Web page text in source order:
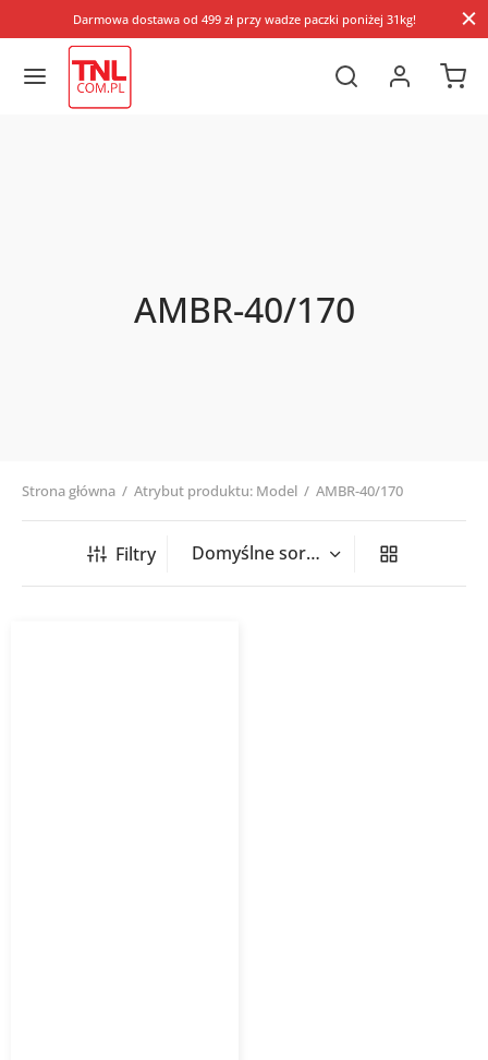
Darmowa dostawa od 499 zł przy wadze paczki poniżej 31kg!
AMBR-40/170
Strona główna / Atrybut produktu: Model / AMBR-40/170
Filtry